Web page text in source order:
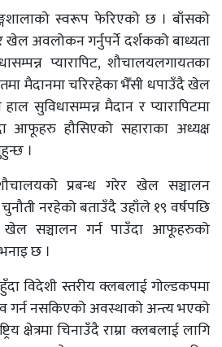
स्वरूप फेरिएको छ । बाँसको
खेल अवलोकन गर्नुपर्ने दर्शकको बाध्यता
प्यारापिट, शौचालयलगायतका
मैदानमा चरिरहेका भैँसी धपाउँदै खेल
सुविधासम्पन्न मैदान र प्यारापिटमा
आफूहरु हौसिएको सहाराका अध्यक्ष
।
प्रबन्ध गरेर खेल सञ्चालन
नरहेको बताउँदै उहाँले १९ वर्षपछि
खेल सञ्चालन गर्न पाउँदा आफूहरुको
छ ।
विदेशी स्तरीय क्लबलाई गोल्डकपमा
गर्न नसकिएको अवस्थाको अन्त्य भएको
क्षेत्रमा चिनाउँदै राम्रा क्लबलाई लागि